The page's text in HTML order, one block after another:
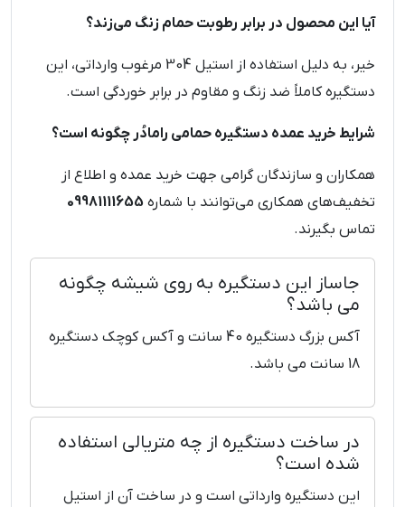
آیا این محصول در برابر رطوبت حمام زنگ می‌زند؟
خیر، به دلیل استفاده از استیل 304 مرغوب وارداتی، این
دستگیره کاملاً ضد زنگ و مقاوم در برابر خوردگی است.
شرایط خرید عمده دستگیره حمامی رامادُر چگونه است؟
همکاران و سازندگان گرامی جهت خرید عمده و اطلاع از
تخفیف‌های همکاری می‌توانند با شماره 09981111655
تماس بگیرند.
جاساز این دستگیره به روی شیشه چگونه
می باشد؟
آکس بزرگ دستگیره 40 سانت و آکس کوچک دستگیره
18 سانت می باشد.
در ساخت دستگیره از چه متریالی استفاده
شده است؟
این دستگیره وارداتی است و در ساخت آن از استیل